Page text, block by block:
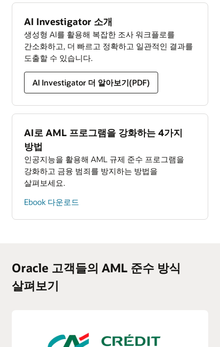
Transaction Filtering 데이터시트 읽어보기(PDF)
규제 준수 모니터링
Oracle의 솔루션은 고객이 종합적인 위험 평가를
구현하고, 데이터 기반 인사이트를 활용하고,
개인별 맞춤형 대시보드를 사용해 규제 준수
노력을 혁신하고, 실패를 예방하여 비용을 절감할
읽어보기(PDF)
AI Investigator 소개
생성형 AI를 활용해 복잡한 조사 워크플로를
간소화하고, 더 빠르고 정확하고 일관적인 결과를
도출할 수 있습니다.
AI Investigator 더 알아보기(PDF)
AI로 AML 프로그램을 강화하는 4가지
방법
인공지능을 활용해 AML 규제 준수 프로그램을
강화하고 금융 범죄를 방지하는 방법을
살펴보세요.
Ebook 다운로드
Oracle 고객들의 AML 준수 방식
살펴보기